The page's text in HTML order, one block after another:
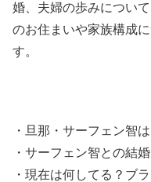
婚、夫婦の歩みについ
のお住まいや家族構成
す。
・旦那・サーフェン智
・サーフェン智との結
・現在は何してる？ブ